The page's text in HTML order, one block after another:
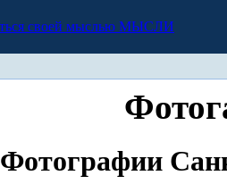
МЫСЛИ
Фотографии